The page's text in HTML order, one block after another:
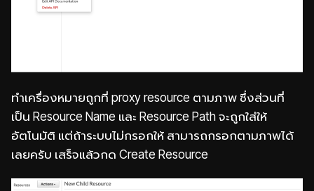
ทำเครื่องหมายถูกที่ proxy resource ตามภาพ ซึ่งส่วนที่
เป็น Resource Name และ Resource Path จะถูกใส่ให้
อัตโนมัติ แต่ถ้าระบบไม่กรอกให้ สามารถกรอกตามภาพได้
เลยครับ เสร็จแล้วกด Create Resource